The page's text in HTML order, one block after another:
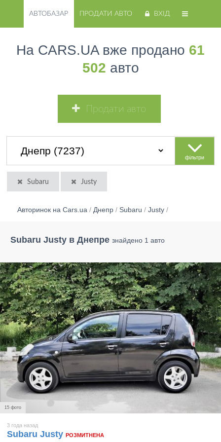
АВТОБАЗАР ПРОДАТИ АВТО ВХІД
На CARS.UA вже продано 61
502 авто
Продати авто
фільтри
Subaru Justy
Авторинок на Cars.ua / Днепр / Subaru / Justy /
Subaru Justy в Днепре знайдено 1 авто
15 фото
3 года назад
Subaru Justy РОЗМИТНЕНА